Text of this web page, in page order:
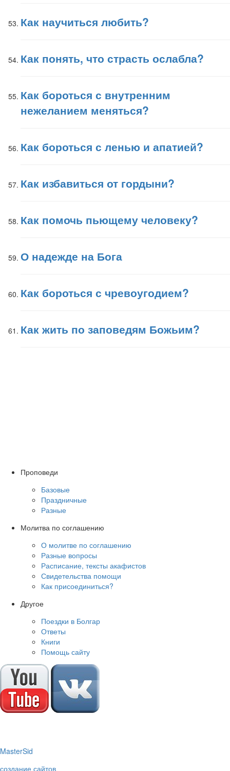
Как научиться любить?
Как понять, что страсть ослабла?
Как бороться с внутренним
нежеланием меняться?
Как бороться с ленью и апатией?
Как избавиться от гордыни?
Как помочь пьющему человеку?
О надежде на Бога
Как бороться с чревоугодием?
Как жить по заповедям Божьим?
Проповеди
Базовые
Праздничные
Разные
Молитва по соглашению
О молитве по соглашению
Разные вопросы
Расписание, тексты акафистов
Свидетельства помощи
Как присоединиться?
Другое
Поездки в Болгар
Ответы
Книги
Помощь сайту
MasterSid
создание сайтов